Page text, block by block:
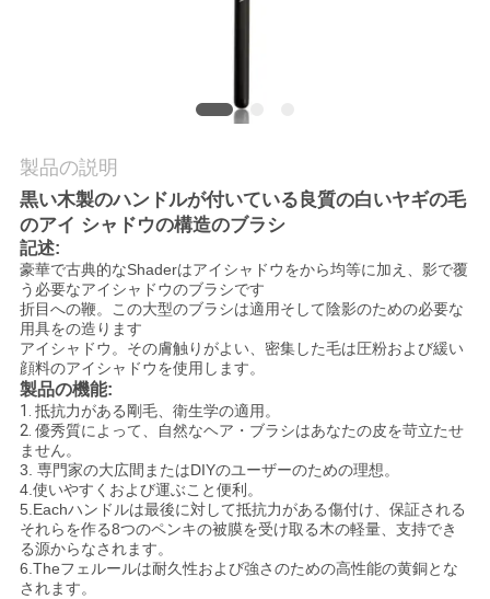
PRIVACY
POLICY
製品の説明
黒い木製のハンドルが付いている良質の白いヤギの毛
のアイ シャドウの構造のブラシ
記述:
豪華で古典的なShaderはアイシャドウをから均等に加え、影で覆
う必要なアイシャドウのブラシです
折目への鞭。この大型のブラシは適用そして陰影のための必要な
用具をの造ります
アイシャドウ。その膚触りがよい、密集した毛は圧粉および緩い
顔料のアイシャドウを使用します。
製品の機能:
1. 抵抗力がある 剛毛、 衛生学の適用。
2. 優秀質によって、自然なヘア・ブラシはあなたの皮を苛立たせ
ません。
3. 専門家の大広間またはDIYのユーザーのための理想。
4.使いやすくおよび運ぶこと便利。
5.Eachハンドルは最後に対して抵抗力がある傷付け、保証される
それらを作る8つのペンキの被膜を受け取る木の軽量、支持でき
る源からなされます。
6.Theフェルールは耐久性および強さのための高性能の黄銅とな
されます。